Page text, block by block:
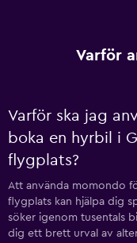
Varför
Varför ska jag
boka en hyrbil i
flygplats?
Att använda momondo
flygplats kan hjälpa dig
söker igenom tusentals
dig ett brett urval av